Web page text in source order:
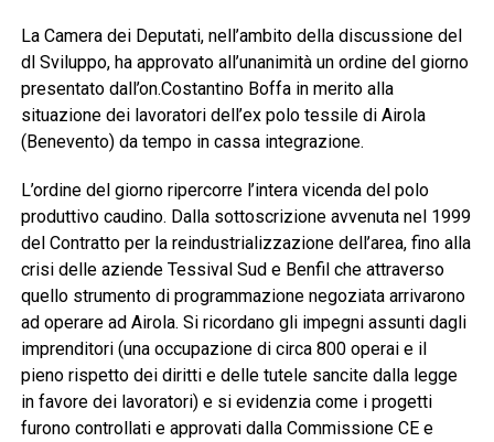
La Camera dei Deputati, nell’ambito della discussione del
dl Sviluppo, ha approvato all’unanimità un ordine del giorno
presentato dall’on.Costantino Boffa in merito alla
situazione dei lavoratori dell’ex polo tessile di Airola
(Benevento) da tempo in cassa integrazione.
L’ordine del giorno ripercorre l’intera vicenda del polo
produttivo caudino. Dalla sottoscrizione avvenuta nel 1999
del Contratto per la reindustrializzazione dell’area, fino alla
crisi delle aziende Tessival Sud e Benfil che attraverso
quello strumento di programmazione negoziata arrivarono
ad operare ad Airola. Si ricordano gli impegni assunti dagli
imprenditori (una occupazione di circa 800 operai e il
pieno rispetto dei diritti e delle tutele sancite dalla legge
in favore dei lavoratori) e si evidenzia come i progetti
furono controllati e approvati dalla Commissione CE e